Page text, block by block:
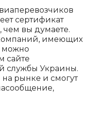
сертификат
чем вы думаете.
имеющих
можно
сайте
службы Украины.
на рынке и смогут